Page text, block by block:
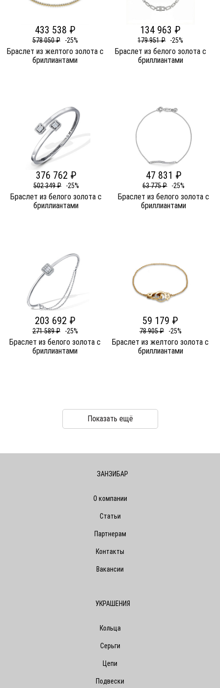
433 538 ₽
578 050 ₽ -25%
Браслет из желтого золота c
бриллиантами
134 963 ₽
179 951 ₽ -25%
Браслет из белого золота c
бриллиантами
376 762 ₽
502 349 ₽ -25%
Браслет из белого золота c
бриллиантами
47 831 ₽
63 775 ₽ -25%
Браслет из белого золота c
бриллиантами
203 692 ₽
271 589 ₽ -25%
Браслет из белого золота c
бриллиантами
59 179 ₽
78 905 ₽ -25%
Браслет из желтого золота c
бриллиантами
Показать ещё
ЗАНЗИБАР
О компании
Статьи
Партнерам
Контакты
Вакансии
УКРАШЕНИЯ
Кольца
Серьги
Цепи
Подвески